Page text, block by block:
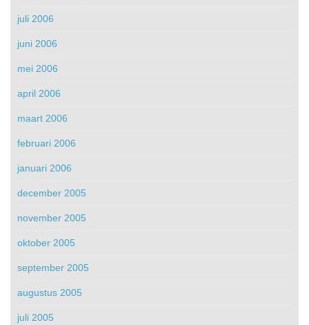
juli 2006
juni 2006
mei 2006
april 2006
maart 2006
februari 2006
januari 2006
december 2005
november 2005
oktober 2005
september 2005
augustus 2005
juli 2005